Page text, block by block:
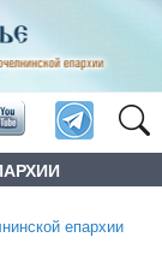
епархии